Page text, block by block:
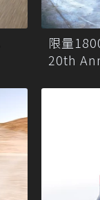
限量
20th